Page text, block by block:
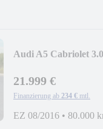
Audi A5 Cabriolet
21.999 €
Finanzierung ab 234 € mtl.
EZ 08/2016 • 80.000